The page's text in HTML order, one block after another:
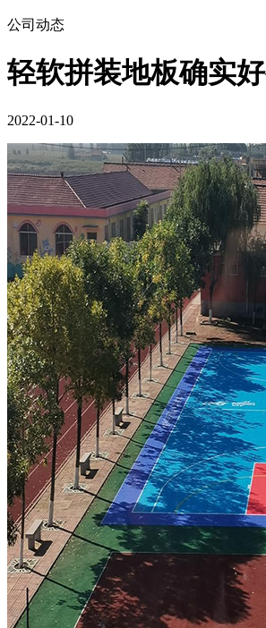
公司动态
轻软拼装地板确实
2022-01-10